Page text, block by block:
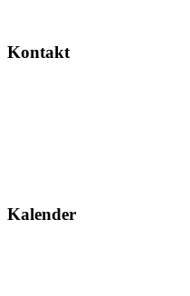
Kontakt
Kalender